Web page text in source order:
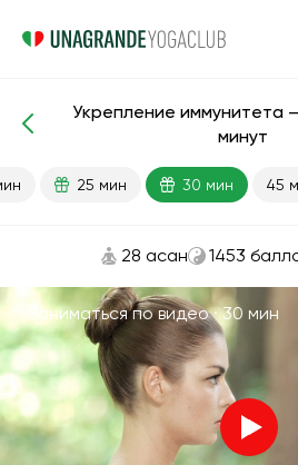
Иммунитет
Укрепление иммунитета
минут
25 мин 30 мин 45
28 асан 1453
Заниматься по видео ·30 мин